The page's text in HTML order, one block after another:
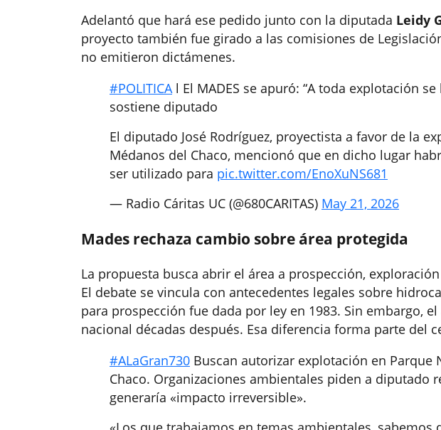
Adelantó que hará ese pedido junto con la diputada Leidy
proyecto también fue girado a las comisiones de
no emitieron dictámenes.
#POLITICAl El MADES se apuró: “A toda explotación
sostiene diputado
El diputado José Rodríguez, proyectista a favor de la
Médanos del Chaco, mencionó que en dicho lugar
ser utilizado para pic.twitter.com/EnoXuNS681
— Radio Cáritas UC (@680CARITAS) May 21, 2026
Mades rechaza cambio sobre área protegida
La propuesta busca abrir el área a prospección,
El debate se vincula con antecedentes legales sobre
para prospección fue dada por ley en 1983. Sin embargo,
nacional décadas después. Esa diferencia forma parte del
#ALaGran730 Buscan autorizar explotación en Parque
Chaco. Organizaciones ambientales piden a diputado
generaría «impacto irreversible».